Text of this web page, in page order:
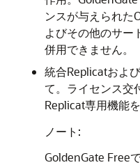
ンスが与えられた
よびその他のサー
併用できません。
統合Replicatおよ
て。ライセンス交
Replicat専用機能
ノート:
GoldenGate Free